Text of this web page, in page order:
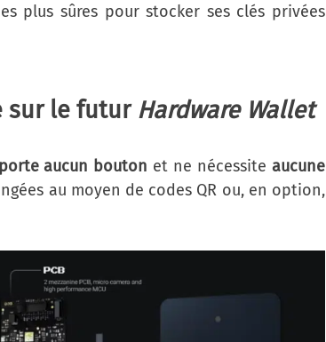
plus sûres pour stocker ses clés privées
sur le futur Hardware Wallet
aucun bouton et ne nécessiteaucune
au moyen de codes QR ou, en option,